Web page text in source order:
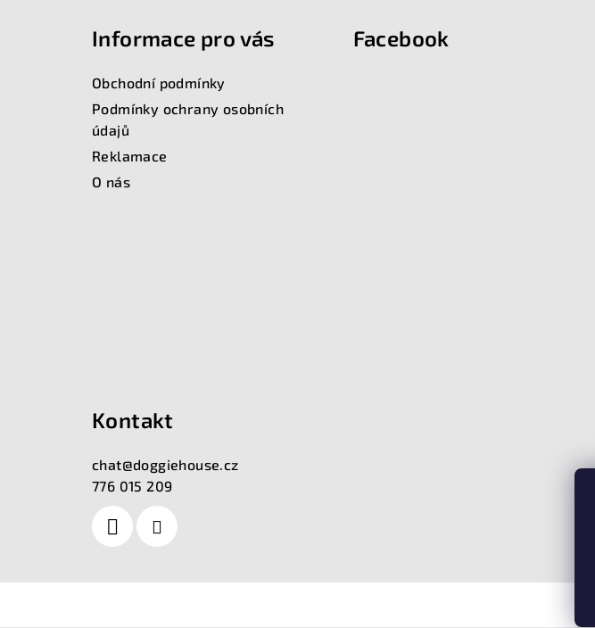
Informace pro vás
Obchodní podmínky
Podmínky ochrany osobních
údajů
Reklamace
O nás
Facebook
Kontakt
chat@doggiehouse.cz
776 015 209